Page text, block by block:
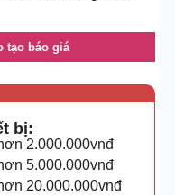
tạo báo giá
bị:
2.000.000vnđ
5.000.000vnđ
20.000.000vnđ